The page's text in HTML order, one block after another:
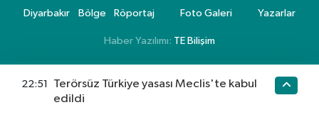
Diyarbakır Bölge Röportaj Foto Galeri Yazarlar
Haber Yazılımı: TE Bilişim
22:51
Terörsüz Türkiye yasası Meclis'te kabul
edildi